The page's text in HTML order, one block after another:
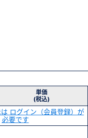
単価
(税込)
ログイン（会員登録）が
必要です